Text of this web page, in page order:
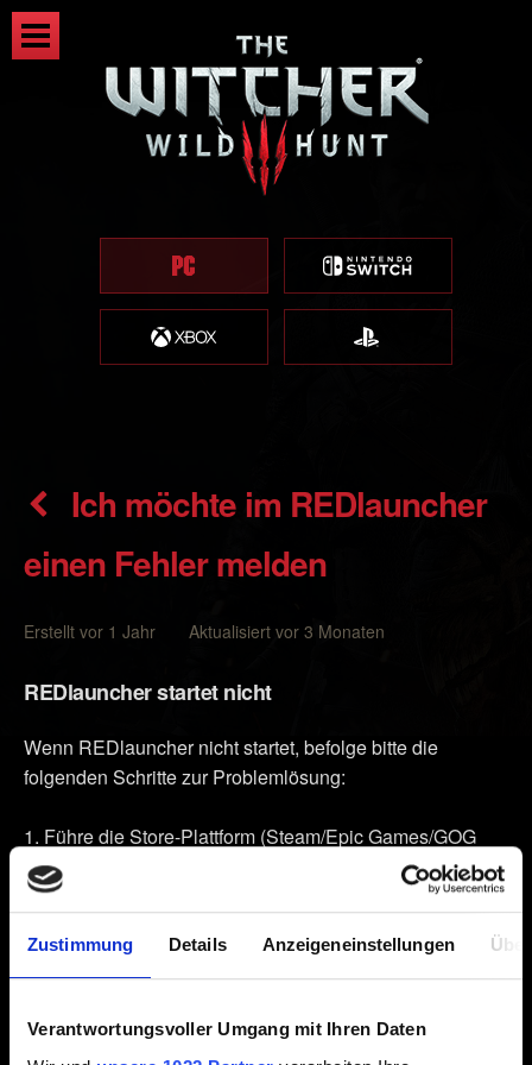
Zustimmung Details Anzeigeneinstellungen
Verantwortungsvoller Umgang mit Ihren Daten
Ich möchte im REDlauncher
einen Fehler melden
Erstellt vor 1 Jahr Aktualisiert vor 3 Monaten
REDlauncher startet nicht
Wenn REDlauncher nicht startet, befolge bitte die
folgenden Schritte zur Problemlösung:
Führe die Store-Plattform (Steam/Epic Games/GOG
Galaxy) als Administrator aus und versuche dann, das
Spiel zu starten.
Lösche den REDlauncher-Ordner unter
Vergewissere dich, dass du beim Start des Spiels